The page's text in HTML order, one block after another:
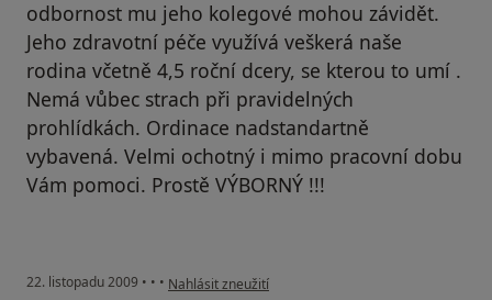
odbornost mu jeho kolegové mohou závidět.
Jeho zdravotní péče využívá veškerá naše
rodina včetně 4,5 roční dcery, se kterou to umí .
Nemá vůbec strach při pravidelných
prohlídkách. Ordinace nadstandartně
vybavená. Velmi ochotný i mimo pracovní dobu
Vám pomoci. Prostě VÝBORNÝ !!!
22. listopadu 2009 • • • podle názoru uživatele Váš účet byl odstraněn
Nahlásit zneužití